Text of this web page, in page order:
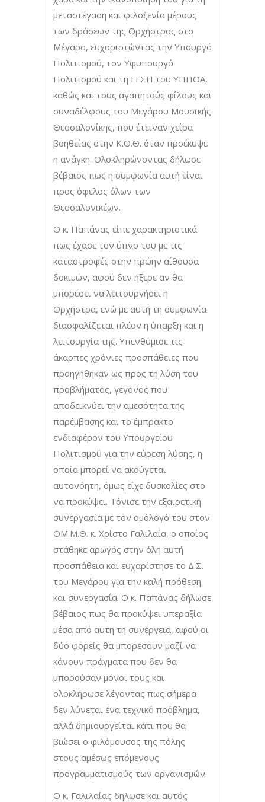
μεταστέγαση και φιλοξενία μέρους
των δράσεων της Ορχήστρας στο
Μέγαρο, ευχαριστώντας την Υπουργό
Πολιτισμού, τον Υφυπουργό
Πολιτισμού και τη ΓΓΣΠ του ΥΠΠΟΑ,
καθώς και τους αγαπητούς φίλους και
συναδέλφους του Μεγάρου Μουσικής
Θεσσαλονίκης, που έτειναν χείρα
βοηθείας στην Κ.Ο.Θ. όταν προέκυψε
η ανάγκη. Ολοκληρώνοντας δήλωσε
βέβαιος πως η συμφωνία αυτή είναι
προς όφελος όλων των
Θεσσαλονικέων.
Ο κ. Παπάνας είπε χαρακτηριστικά
πως έχασε τον ύπνο του με τις
καταστροφές στην πρώην αίθουσα
δοκιμών, αφού δεν ήξερε αν θα
μπορέσει να λειτουργήσει η
Ορχήστρα, ενώ με αυτή τη συμφωνία
διασφαλίζεται πλέον η ύπαρξη και η
λειτουργία της. Υπενθύμισε τις
άκαρπες χρόνιες προσπάθειες που
προηγήθηκαν ως προς τη λύση του
προβλήματος, γεγονός που
αποδεικνύει την αμεσότητα της
παρέμβασης και το έμπρακτο
ενδιαφέρον του Υπουργείου
Πολιτισμού για την εύρεση λύσης, η
οποία μπορεί να ακούγεται
αυτονόητη, όμως είχε δυσκολίες στο
να προκύψει. Τόνισε την εξαιρετική
συνεργασία με τον ομόλογό του στον
ΟΜ.Μ.Θ. κ. Χρίστο Γαλιλαία, ο οποίος
στάθηκε αρωγός στην όλη αυτή
προσπάθεια και ευχαρίστησε το Δ.Σ.
του Μεγάρου για την καλή πρόθεση
και συνεργασία. Ο κ. Παπάνας δήλωσε
βέβαιος πως θα προκύψει υπεραξία
μέσα από αυτή τη συνέργεια, αφού οι
δύο φορείς θα μπορέσουν μαζί να
κάνουν πράγματα που δεν θα
μπορούσαν μόνοι τους και
ολοκλήρωσε λέγοντας πως σήμερα
δεν λύνεται ένα τεχνικό πρόβλημα,
αλλά δημιουργείται κάτι που θα
βιώσει ο φιλόμουσος της πόλης
στους αμέσως επόμενους
προγραμματισμούς των οργανισμών.
Ο κ. Γαλιλαίας δήλωσε και αυτός